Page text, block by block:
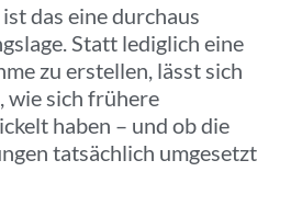
das eine durchaus
Statt lediglich eine
zu erstellen, lässt sich
wie sich frühere
haben – und ob die
tatsächlich umgesetzt